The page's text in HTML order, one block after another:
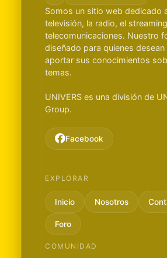
Somos un sitio web dedicado
televisión, la radio, el
telecomunicaciones. Nuestro
diseñado para quienes
aportar sus conocimientos
temas.
UNIVERS es una división de
Group.
Facebook
EXPLORAR
Inicio Nosotros
Foro
COMUNIDAD